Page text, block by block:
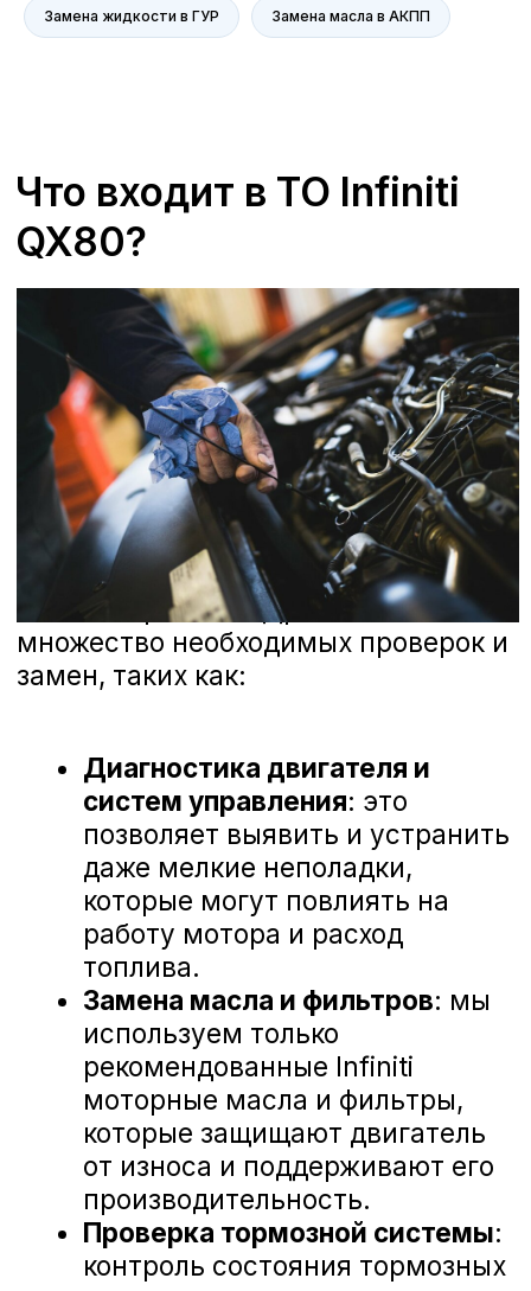
Замена жидкости в ГУР Замена масла в АКПП
+7 (473) 263-85-40, доб. 163
Отзывы
всегда ставим на первое место
удовлетворенность наших клиентов. Мы
гордимся качеством предоставляемых
услуг и стремимся к тому, чтобы каждый
визит в наш сервисный центр оставлял
только положительные впечатления.
Наши специалисты проходят регулярное
обучение и используют последние
технологии для диагностики и ремонта
вашего автомобиля. Мы ценим каждое
ваше мнение и готовы рассмотреть
любые предложения, чтобы сделать наш
сервис еще лучше. Ниже вы можете
ознакомиться с отзывами наших
клиентов, которые уже оценили высокий
уровень профессионализма наших